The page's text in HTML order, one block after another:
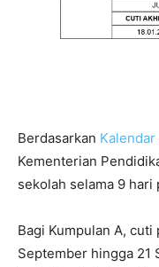
Berdasarkan
Kementerian
sekolah selama 9 hari
Bagi Kumpulan A,
September hingga 21